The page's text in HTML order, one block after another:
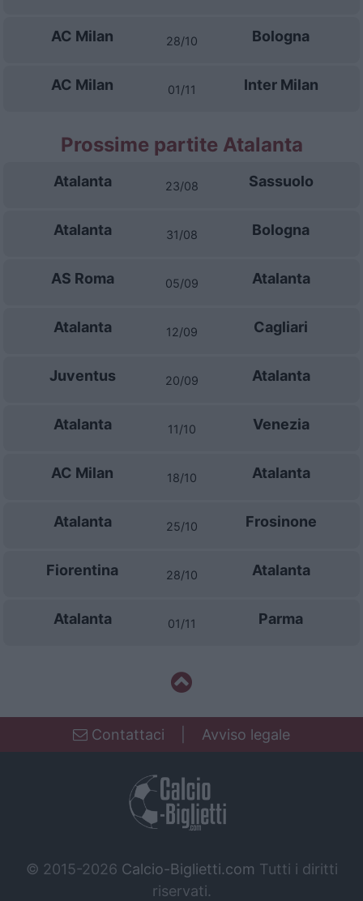
AC Milan 28/10 Bologna
AC Milan 01/11 Inter Milan
Prossime partite Atalanta
Atalanta 23/08 Sassuolo
Atalanta 31/08 Bologna
AS Roma 05/09 Atalanta
Atalanta 12/09 Cagliari
Juventus 20/09 Atalanta
Atalanta 11/10 Venezia
AC Milan 18/10 Atalanta
Atalanta 25/10 Frosinone
Fiorentina 28/10 Atalanta
Atalanta 01/11 Parma
Contattaci Avviso legale
© 2015-2026 Calcio-Biglietti.com Tutti i diritti
riservati.